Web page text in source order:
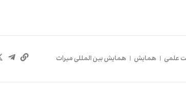
علمی | همایش | همایش بین المللی میراث